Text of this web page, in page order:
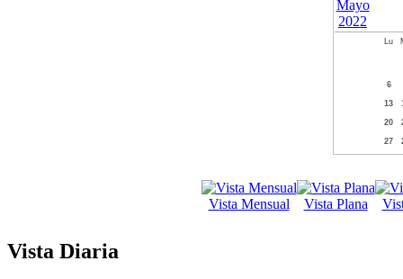
Lu
6
13
20
27
Vista Mensual Vista Plana
Vista Diaria